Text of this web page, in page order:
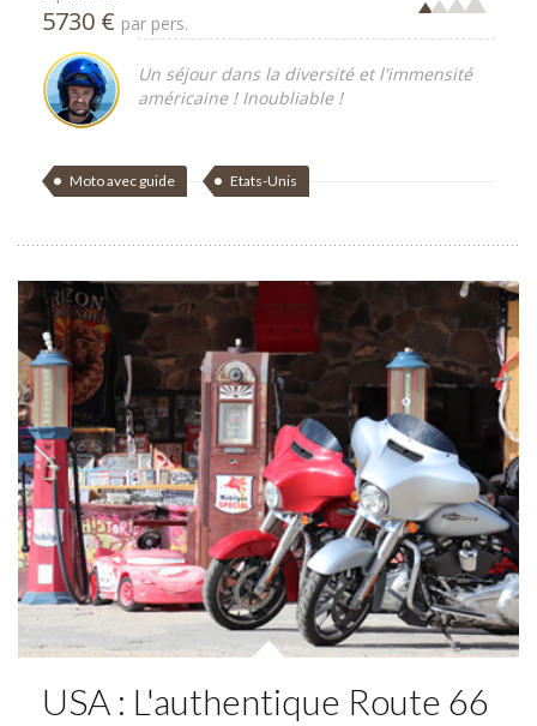
5730 € par pers.
Un séjour dans la diversité et l'immensité
américaine ! Inoubliable !
Moto avec guide Etats-Unis
USA : L'authentique Route 66